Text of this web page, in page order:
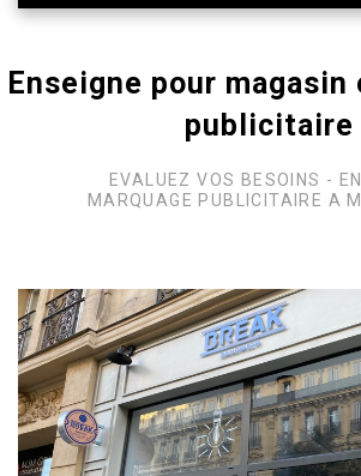
Enseigne pour
publicitaire
EVALUEZ VOS BESOINS -
MARQUAGE PUBLICITAIRE A